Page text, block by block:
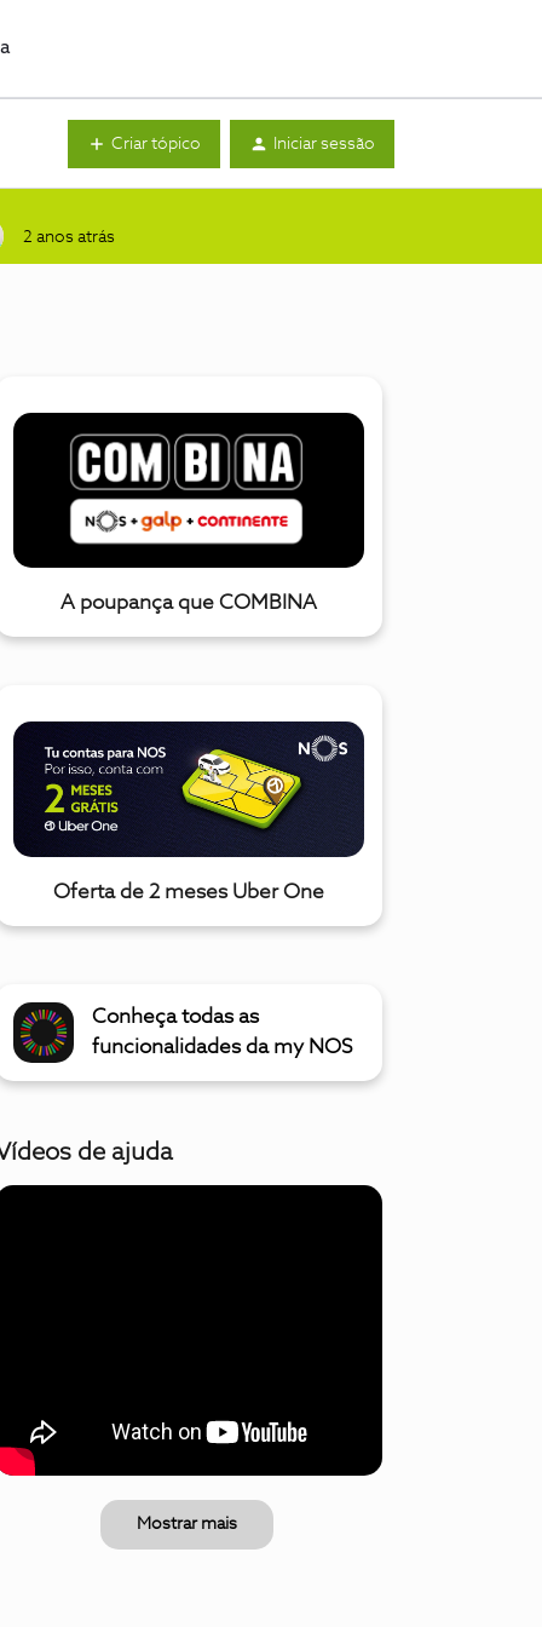
Criar tópico Iniciar sessão
2 anos atrás
A poupança que COMBINA
Oferta de 2 meses Uber One
Conheça todas as
funcionalidades da my NOS
de ajuda
Mostrar mais